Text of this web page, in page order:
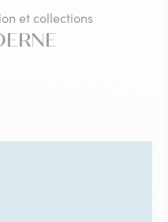
et collections